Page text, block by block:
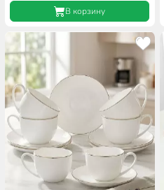
В корзину